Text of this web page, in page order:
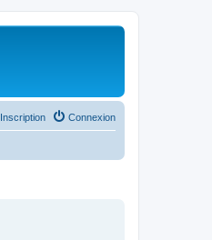
Connexion
Inscription